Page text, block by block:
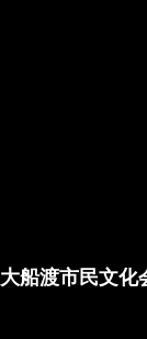
大船渡市民文化